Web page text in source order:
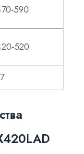
590
520